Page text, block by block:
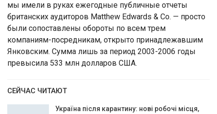
мы имели в руках ежегодные публичные отчеты
британских аудиторов Matthew Edwards & Co. — просто
были сопоставлены обороты по всем трем
компаниям-посредникам, открыто принадлежавшим
Янковским. Сумма лишь за период 2003-2006 годы
превысила 533 млн долларов США.
СЕЙЧАС ЧИТАЮТ
Україна після карантину: нові робочі місця,